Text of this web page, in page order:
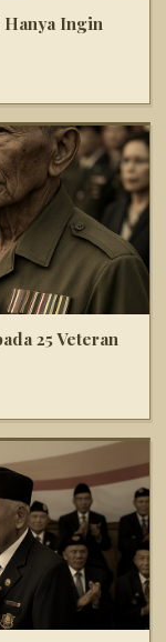
Hanya Ingin
25 Veteran